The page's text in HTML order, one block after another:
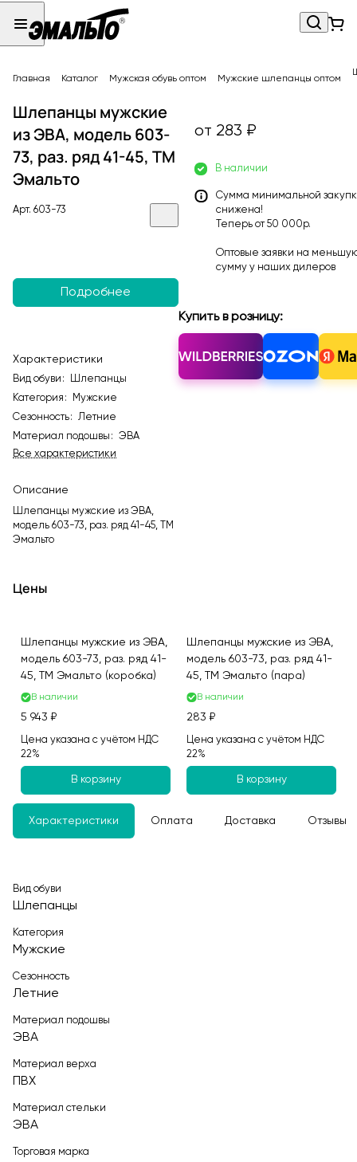
Главная Каталог Мужская обувь оптом Мужские шлепанцы оптом
Шлепанцы мужские
из ЭВА, модель 603-
73, раз. ряд 41-45, ТМ
Эмальто
Арт. 603-73
Подробнее
Характеристики
Вид обуви :
Шлепанцы
Категория :
Мужские
Сезонность:
Летние
Материал подошвы :
ЭВА
Все характеристики
Описание
Шлепанцы мужские из ЭВА,
модель 603-73, раз. ряд 41-45, ТМ
Эмальто
от 283 ₽
В наличии
Сумма минимальной
снижена!
Теперь от 50 000р.
Оптовые заявки на
сумму у наших дилеров
Купить в розницу:
Цены
Шлепанцы мужские из ЭВА,
модель 603-73, раз. ряд 41-
45, ТМ Эмальто (коробка)
В наличии
5 943 ₽
Цена указана с учётом НДС
22%
В корзину
Шлепанцы мужские из ЭВА,
модель 603-73, раз. ряд 41-
45, ТМ Эмальто (пара)
В наличии
283 ₽
Цена указана с учётом НДС
22%
В корзину
Характеристики Оплата Доставка Отзывы
Вид обуви
Шлепанцы
Категория
Мужские
Сезонность
Летние
Материал подошвы
ЭВА
Материал верха
ПВХ
Материал стельки
ЭВА
Торговая марка